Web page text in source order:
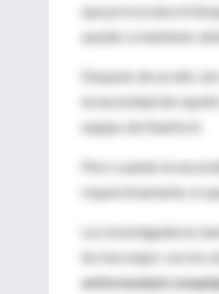
que provocaba el
ayudar a mantener
Después de un año,
la necesidad de
equipo de Stanford.
Pero cuando la
respectivamente, lo
Los investigadores
les fue mejor con los
enfermedad